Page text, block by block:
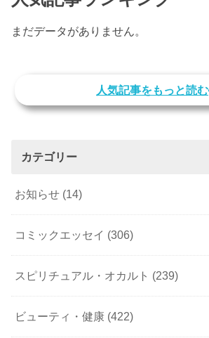
まだデータがありません。
人気記事をもっと読む
カテゴリー
お知らせ (14)
コミックエッセイ (306)
スピリチュアル・オカルト (239)
ビューティ・健康 (422)